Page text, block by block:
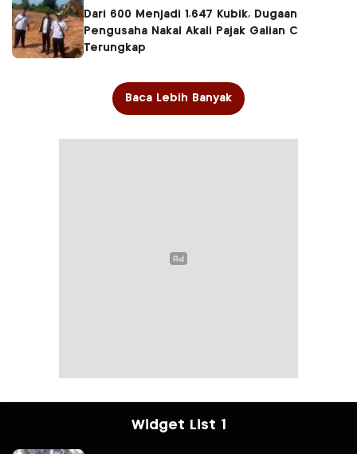
Dari 600 Menjadi 1.647 Kubik, Dugaan
Pengusaha Nakal Akali Pajak Galian C
Terungkap
Baca Lebih Banyak
Widget List 1